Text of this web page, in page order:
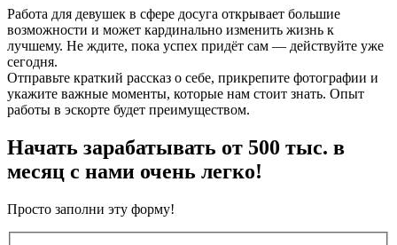
Работа для девушек в сфере досуга открывает большие
возможности и может кардинально изменить жизнь к
лучшему. Не ждите, пока успех придёт сам — действуйте уже
сегодня.
Отправьте краткий рассказ о себе, прикрепите фотографии и
укажите важные моменты, которые нам стоит знать. Опыт
работы в эскорте будет преимуществом.
Начать зарабатывать от 500 тыс. в
месяц с нами очень легко!
Просто заполни эту форму!